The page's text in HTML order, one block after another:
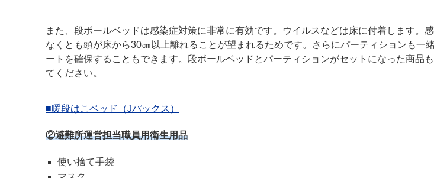
また、段ボールベッドは感染症対策に非常に有効です。ウイルスなどは床に付着します。
なくとも頭が床から30㎝以上離れることが望まれるためです。さらにパーティションも一
ートを確保することもできます。段ボールベッドとパーティションがセットになった商品
てください。
■暖段はこベッド（Jパックス）
②避難所運営担当職員用衛生用品
使い捨て手袋